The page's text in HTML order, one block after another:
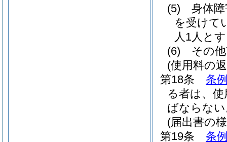
(5)
身体
を受けて
人1人と
(6)
その
(使用料の
第18条
条
る者は、
ばならな
(届出書の
第19条
条